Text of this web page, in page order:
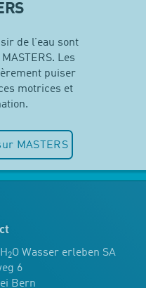
de l’eau sont
Les
puiser
motrices et
MASTERS
2O Wasser erleben SA
6
Bern